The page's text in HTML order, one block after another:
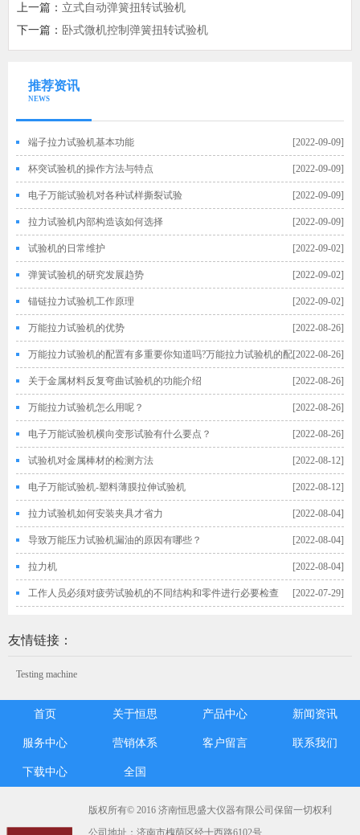
上一篇： 立式自动弹簧扭转试验机
下一篇： 卧式微机控制弹簧扭转试验机
推荐资讯
NEWS
[2022-09-09]
端子拉力试验机基本功能
[2022-09-09]
杯突试验机的操作方法与特点
[2022-09-09]
电子万能试验机对各种试样撕裂试验
[2022-09-09]
拉力试验机内部构造该如何选择
[2022-09-02]
试验机的日常维护
[2022-09-02]
弹簧试验机的研究发展趋势
[2022-09-02]
锚链拉力试验机工作原理
[2022-08-26]
万能拉力试验机的优势
[2022-08-26]
万能拉力试验机的配置有多重要你知道吗?万能拉力试验机的配
置 [2022-08-26]
关于金属材料反复弯曲试验机的功能介绍
[2022-08-26]
万能拉力试验机怎么用呢？
[2022-08-26]
电子万能试验机横向变形试验有什么要点？
[2022-08-12]
试验机对金属棒材的检测方法
[2022-08-12]
电子万能试验机-塑料薄膜拉伸试验机
[2022-08-04]
拉力试验机如何安装夹具才省力
[2022-08-04]
导致万能压力试验机漏油的原因有哪些？
[2022-08-04]
拉力机
[2022-07-29]
工作人员必须对疲劳试验机的不同结构和零件进行必要检查
友情链接：
Testing machine
首页 关于恒思 产品中心 新闻资讯
服务中心 营销体系 客户留言 联系我们
下载中心 全国
版权所有© 2016 济南恒思盛大仪器有限公司保留一切权利
公司地址：济南市槐荫区经十西路6102号